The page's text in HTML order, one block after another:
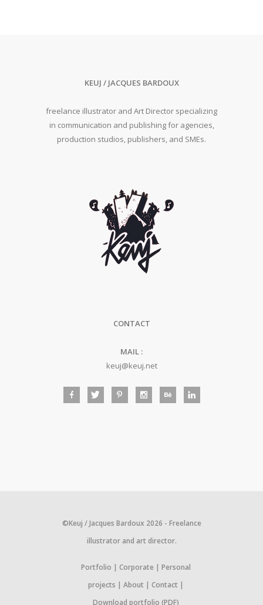
KEUJ / JACQUES BARDOUX
freelance illustrator and Art Director specializing
in communication and publishing for agencies,
production studios, publishers, and SMEs.
CONTACT
MAIL :
keuj@keuj.net
©Keuj / Jacques Bardoux 2026 - Freelance
illustrator and art director.
Portfolio Corporate
Personal
projects
About
Contact
Download portfolio (PDF)